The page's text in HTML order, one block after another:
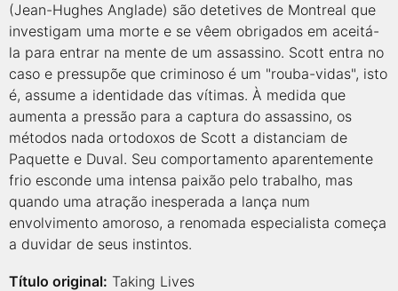
(Jean-Hughes Anglade) são detetives de Montreal que
investigam uma morte e se vêem obrigados em aceitá-
la para entrar na mente de um assassino. Scott entra no
caso e pressupõe que criminoso é um "rouba-vidas", isto
é, assume a identidade das vítimas. À medida que
aumenta a pressão para a captura do assassino, os
métodos nada ortodoxos de Scott a distanciam de
Paquette e Duval. Seu comportamento aparentemente
frio esconde uma intensa paixão pelo trabalho, mas
quando uma atração inesperada a lança num
envolvimento amoroso, a renomada especialista começa
a duvidar de seus instintos.
Título original: Taking Lives